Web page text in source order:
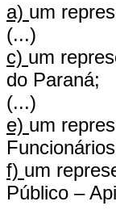
a) um
(...)
c) um
do Paraná;
(...)
e) um
f) um
Público –